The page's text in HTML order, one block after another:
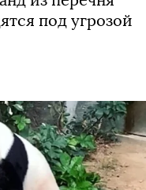
под угрозой